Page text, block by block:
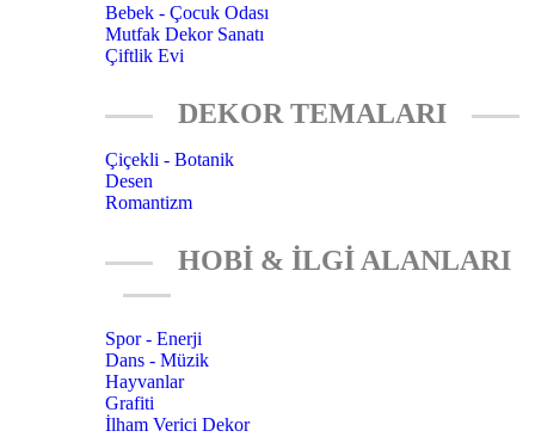
Bebek - Çocuk Odası
Mutfak Dekor Sanatı
Çiftlik Evi
DEKOR TEMALARI
Çiçekli - Botanik
Desen
Romantizm
HOBİ & İLGİ ALANLARI
Spor - Enerji
Dans - Müzik
Hayvanlar
Grafiti
İlham Verici Dekor